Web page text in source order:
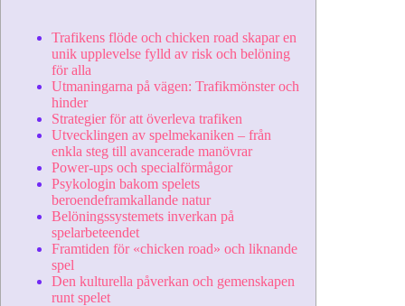
Trafikens flöde och chicken road skapar en
unik upplevelse fylld av risk och belöning
för alla
Utmaningarna på vägen: Trafikmönster och
hinder
Strategier för att överleva trafiken
Utvecklingen av spelmekaniken – från
enkla steg till avancerade manövrar
Power-ups och specialförmågor
Psykologin bakom spelets
beroendeframkallande natur
Belöningssystemets inverkan på
spelarbeteendet
Framtiden för «chicken road» och liknande
spel
Den kulturella påverkan och gemenskapen
runt spelet